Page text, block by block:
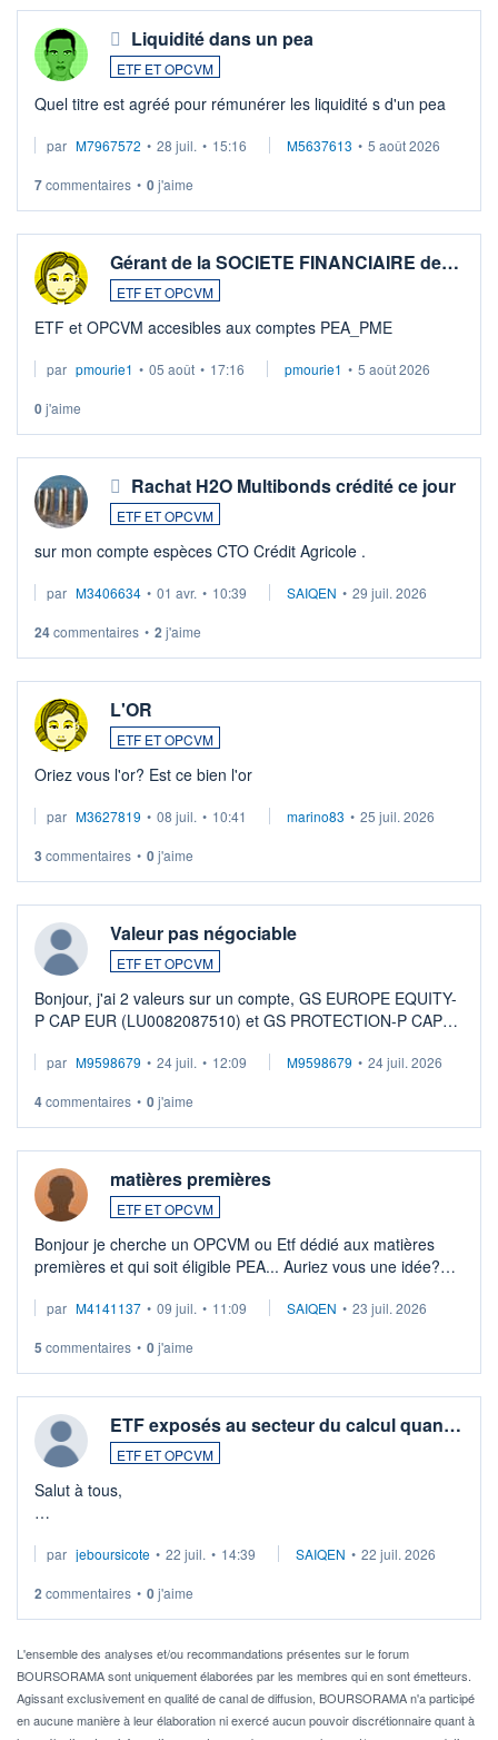
Liquidité dans un pea
ETF ET OPCVM
Quel titre est agréé pour rémunérer les liquidité s d'un pea
par M7967572 • 28 juil. • 15:16 M5637613 • 5 août 2026
7commentaires • 0j'aime
Gérant de la SOCIETE FINANCIAIRE de…
ETF ET OPCVM
ETF et OPCVM accesibles aux comptes PEA_PME
par pmourie1 • 05 août • 17:16 pmourie1 • 5 août 2026
0j'aime
Rachat H2O Multibonds crédité ce jour
ETF ET OPCVM
sur mon compte espèces CTO Crédit Agricole .
par M3406634 • 01 avr. • 10:39 SAIQEN • 29 juil. 2026
24commentaires • 2 j'aime
L'OR
ETF ET OPCVM
Oriez vous l'or? Est ce bien l'or
par M3627819 • 08 juil. • 10:41 marino83 • 25 juil. 2026
3 commentaires • 0j'aime
Valeur pas négociable
ETF ET OPCVM
Bonjour, j'ai 2 valeurs sur un compte, GS EUROPE EQUITY-
P CAP EUR (LU0082087510) et GS PROTECTION-P CAP
veux procéder à la vente, on me signale ...
par M9598679 • 24 juil. • 12:09 M9598679 • 24 juil. 2026
4commentaires • 0j'aime
matières premières
ETF ET OPCVM
Bonjour je cherche un OPCVM ou Etf dédié aux matières
premières et qui soit éligible PEA... Auriez vous une idée?
par M4141137 • 09 juil. • 11:09 SAIQEN • 23 juil. 2026
5 commentaires • 0j'aime
ETF exposés au secteur du calcul quan…
ETF ET OPCVM
Salut à tous,
via un ETF plutôt que des actions individuelles.
Idéalement, je voudrais qu'il soit éligible au PEA.
Pour l' ...
par jeboursicote • 22 juil. • 14:39 SAIQEN • 22 juil. 2026
2 commentaires • 0j'aime
L'ensemble des analyses et/ou recommandations présentes sur le forum
BOURSORAMA sont uniquement élaborées par les membres qui en sont émetteurs.
Agissant exclusivement en qualité de canal de diffusion, BOURSORAMA n'a participé
en aucune manière à leur élaboration ni exercé aucun pouvoir discrétionnaire quant à